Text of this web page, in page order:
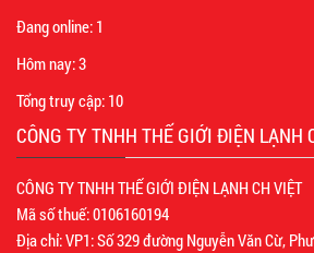
Đang online: 1
Hôm nay:3
Tổng truy cập: 10
CÔNG TY TNHH THẾ GIỚI ĐIỆN LẠNH
CÔNG TY TNHH THẾ GIỚI ĐIỆN LẠNH CH VIỆT
Mã số thuế: 0106160194
Địa chỉ: VP1: Số 329 đường Nguyễn Văn Cừ,